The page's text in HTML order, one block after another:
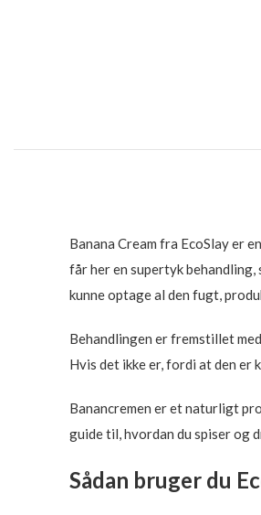
Banana Cream fra EcoSlay er
får her en supertyk
kunne optage al den fugt,
Behandlingen er fremstillet
Hvis det ikke er, fordi at den
Banancremen er et naturligt
guide til, hvordan du spiser og
Sådan bruger du